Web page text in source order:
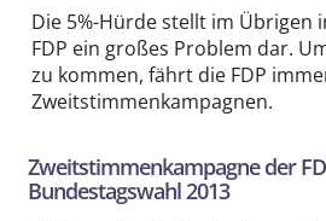
Die 5%-Hürde stellt im Übrigen
FDP ein großes Problem dar.
zu kommen, fährt die FDP
Zweitstimmenkampagnen.
Zweitstimmenkampagne der
Bundestagswahl 2013